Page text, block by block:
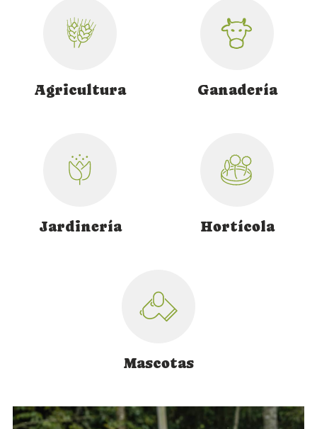
profesionales en el sector
con los que contamos,
son nuestra principal seña de identidad.
Agricultura Ganadería